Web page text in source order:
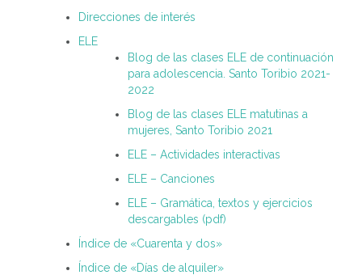
Direcciones de interés
ELE
Blog de las clases ELE de continuación
para adolescencia. Santo Toribio 2021-
2022
Blog de las clases ELE matutinas a
mujeres, Santo Toribio 2021
ELE – Actividades interactivas
ELE – Canciones
ELE – Gramática, textos y ejercicios
descargables (pdf)
Índice de «Cuarenta y dos»
Índice de «Días de alquiler»